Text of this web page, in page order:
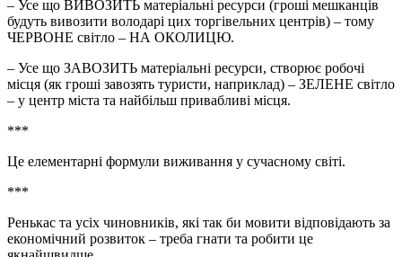
– Усе що ВИВОЗИТЬ матеріальні ресурси (гроші мешканців
будуть вивозити володарі цих торгівельних центрів) – тому
ЧЕРВОНЕ світло – НА ОКОЛИЦЮ.
– Усе що ЗАВОЗИТЬ матеріальні ресурси, створює робочі
місця (як гроші завозять туристи, наприклад) – ЗЕЛЕНЕ світло
– у центр міста та найбільш привабливі місця.
***
Це елементарні формули виживання у сучасному світі.
***
Ренькас та усіх чиновників, які так би мовити відповідають за
економічний розвиток – треба гнати та робити це